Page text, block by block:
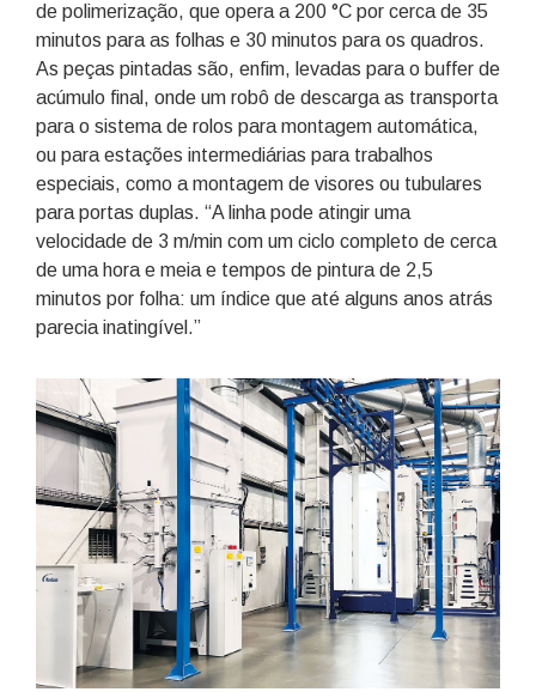
de polimerização, que opera a 200 °C por cerca de 35
minutos para as folhas e 30 minutos para os quadros.
As peças pintadas são, enfim, levadas para o buffer de
acúmulo final, onde um robô de descarga as transporta
para o sistema de rolos para montagem automática,
ou para estações intermediárias para trabalhos
especiais, como a montagem de visores ou tubulares
para portas duplas. “A linha pode atingir uma
velocidade de 3 m/min com um ciclo completo de cerca
de uma hora e meia e tempos de pintura de 2,5
minutos por folha: um índice que até alguns anos atrás
parecia inatingível.”